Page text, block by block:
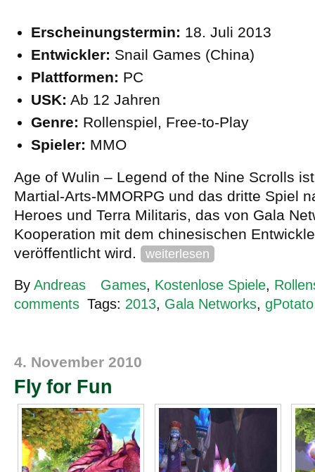
Erscheinungstermin: 18. Juli 2013
Entwickler: Snail Games (China)
Plattformen: PC
USK: Ab 12 Jahren
Genre: Rollenspiel, Free-to-Play
Spieler: MMO
Age of Wulin – Legend of the Nine Scrolls
Martial-Arts-MMORPG und das dritte Spiel
Heroes und Terra Militaris, das von Gala
Kooperation mit dem chinesischen
veröffentlicht wird.
weiterlesen
By Andreas Games, Kostenlose Spiele,
comments Tags: 2013, Gala Networks, gPotato
4. November 2010
Fly for Fun